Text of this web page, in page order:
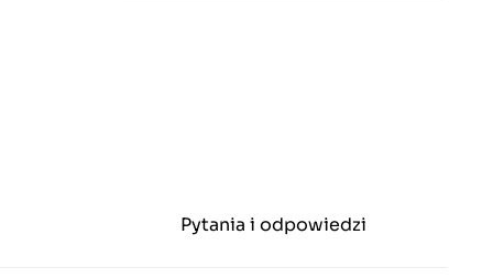
Pytania i odpowiedzi